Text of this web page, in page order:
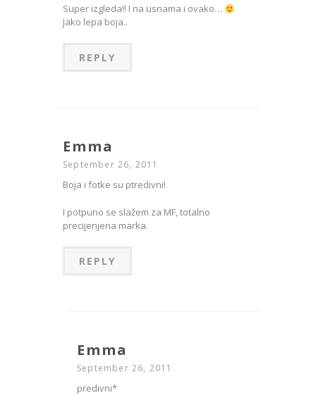
Super izgleda!! I na usnama i ovako…
Jako lepa boja..
REPLY
Emma
September 26, 2011
Boja i fotke su ptredivni!
I potpuno se slažem za MF, totalno
precijenjena marka.
REPLY
Emma
September 26, 2011
predivni*